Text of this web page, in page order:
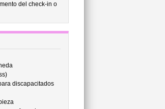
del check-in o
discapacitados